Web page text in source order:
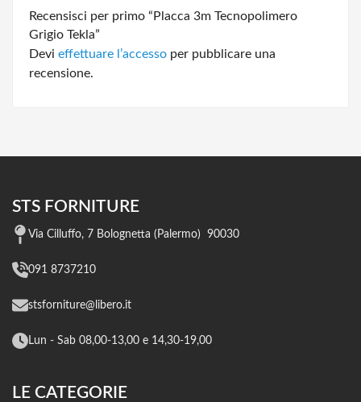
Recensisci per primo “Placca 3m Tecnopolimero
Grigio Tekla”
Devi effettuare l’accesso per pubblicare una
recensione.
STS FORNITURE
Via Cilluffo, 7 Bolognetta (Palermo) 90030
091 8737210
stsforniture@libero.it
Lun - Sab 08,00-13,00 e 14,30-19,00
LE CATEGORIE